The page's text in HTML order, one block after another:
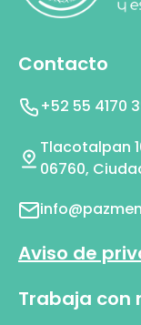
Contacto
+52 55 4170
Tlacotalpan
06760,
Aviso de
Trabaja con